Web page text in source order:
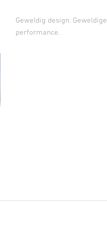
Geweldig design. Geweldige
performance.